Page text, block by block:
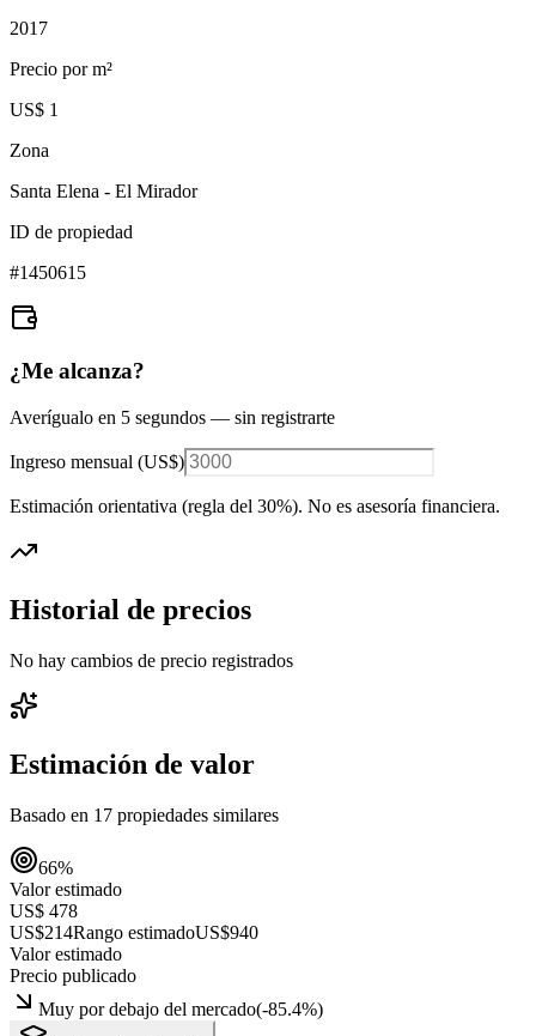
2017
Precio por m²
US$ 1
Zona
Santa Elena - El Mirador
ID de propiedad
#1450615
¿Me alcanza?
Averígualo en 5 segundos — sin registrarte
Ingreso mensual (US$)
Estimación orientativa (regla del 30%). No es asesoría financiera.
Historial de precios
No hay cambios de precio registrados
Estimación de valor
Basado en 17 propiedades similares
66%
Valor estimado
US$ 478
US$214Rango estimadoUS$940
Valor estimado
Precio publicado
Muy por debajo del mercado(-85.4%)